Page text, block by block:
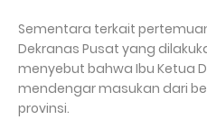
Sementara terkait
Dekranas Pusat yang
menyebut bahwa Ibu Ketua
mendengar masukan dari
provinsi.